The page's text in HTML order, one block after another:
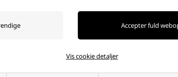
Vis cookie detaljer